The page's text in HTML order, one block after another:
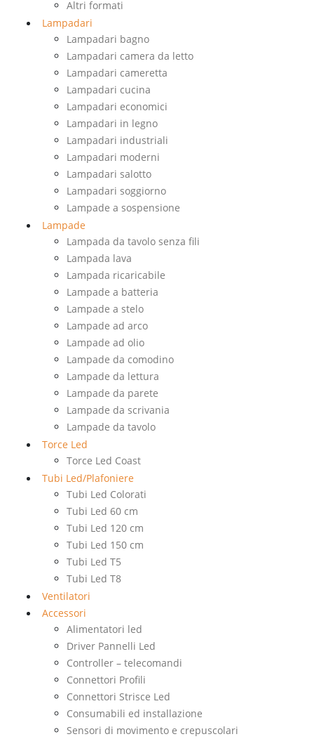
Altri formati
Lampadari
Lampadari bagno
Lampadari camera da letto
Lampadari cameretta
Lampadari cucina
Lampadari economici
Lampadari in legno
Lampadari industriali
Lampadari moderni
Lampadari salotto
Lampadari soggiorno
Lampade a sospensione
Lampade
Lampada da tavolo senza fili
Lampada lava
Lampada ricaricabile
Lampade a batteria
Lampade a stelo
Lampade ad arco
Lampade ad olio
Lampade da comodino
Lampade da lettura
Lampade da parete
Lampade da scrivania
Lampade da tavolo
Torce Led
Torce Led Coast
Tubi Led/Plafoniere
Tubi Led Colorati
Tubi Led 60 cm
Tubi Led 120 cm
Tubi Led 150 cm
Tubi Led T5
Tubi Led T8
Ventilatori
Accessori
Alimentatori led
Driver Pannelli Led
Controller – telecomandi
Connettori Profili
Connettori Strisce Led
Consumabili ed installazione
Sensori di movimento e crepuscolari